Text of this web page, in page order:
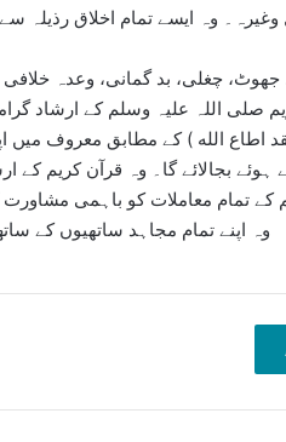
وہ ایسے تمام اخلاق رذیلہ سے
جھوٹ، چغلی، بد گمانی، وعدہ
صلی اللہ علیہ وسلم کے ارشاد
اطاع الله ) کے مطابق معروف میں
بجالائے گا۔ وہ قرآن کریم کے
کے تمام معاملات کو باہمی مشاورت
وہ اپنے تمام مجاہد ساتھیوں کے